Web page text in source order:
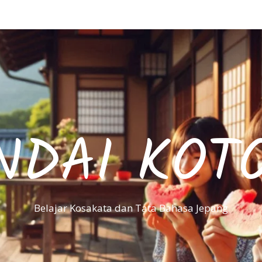
Belajar Kosakata dan Tata Bahasa Jepang